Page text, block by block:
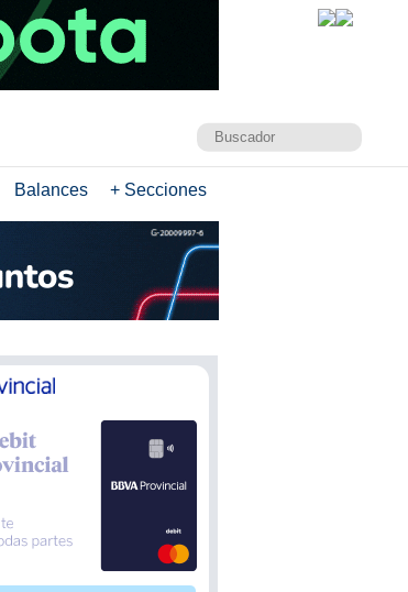
Balances + Secciones